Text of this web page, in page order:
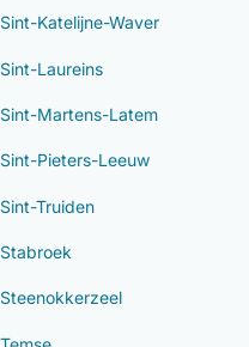
Sint-Katelijne-Waver
Sint-Laureins
Sint-Martens-Latem
Sint-Pieters-Leeuw
Sint-Truiden
Stabroek
Steenokkerzeel